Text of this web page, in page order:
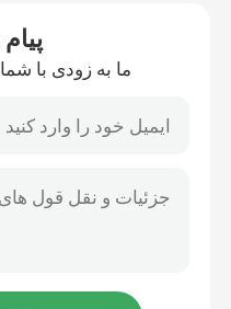
لوازم جانبی کیف لپ تاپ
ما به زودی با